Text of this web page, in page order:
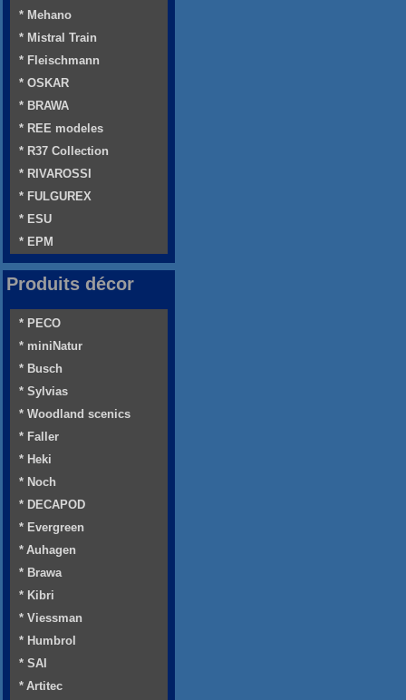
* Mehano
* Mistral Train
* Fleischmann
* OSKAR
* BRAWA
* REE modeles
* R37 Collection
* RIVAROSSI
* FULGUREX
* ESU
* EPM
Produits décor
* PECO
* miniNatur
* Busch
* Sylvias
* Woodland scenics
* Faller
* Heki
* Noch
* DECAPOD
* Evergreen
* Auhagen
* Brawa
* Kibri
* Viessman
* Humbrol
* SAI
* Artitec